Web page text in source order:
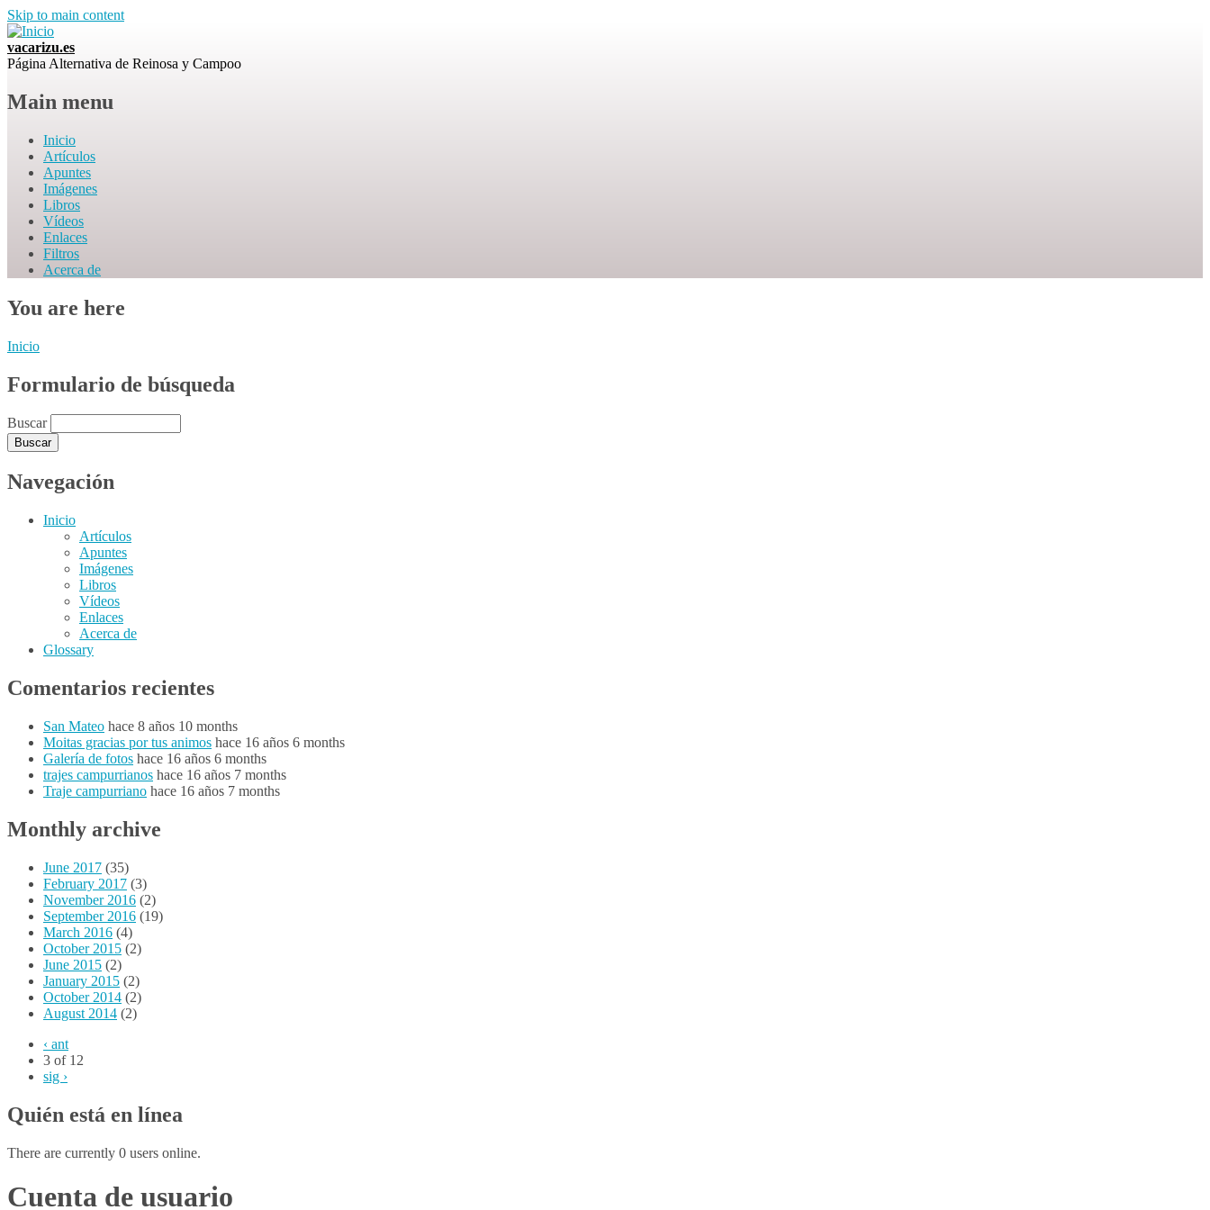
Skip to main content
vacarizu.es
Página Alternativa de Reinosa y Campoo
Main menu
Inicio
Artículos
Apuntes
Imágenes
Libros
Vídeos
Enlaces
Filtros
Acerca de
You are here
Inicio
Formulario de búsqueda
Buscar
Navegación
Inicio
Artículos
Apuntes
Imágenes
Libros
Vídeos
Enlaces
Acerca de
Glossary
Comentarios recientes
San Mateo hace 8 años 10 months
Moitas gracias por tus animos hace 16 años 6 months
Galería de fotos hace 16 años 6 months
trajes campurrianos hace 16 años 7 months
Traje campurriano hace 16 años 7 months
Monthly archive
June 2017 (35)
February 2017 (3)
November 2016 (2)
September 2016 (19)
March 2016 (4)
October 2015 (2)
June 2015 (2)
January 2015 (2)
October 2014 (2)
August 2014 (2)
‹ ant
3 of 12
sig ›
Quién está en línea
There are currently 0 users online.
Cuenta de usuario